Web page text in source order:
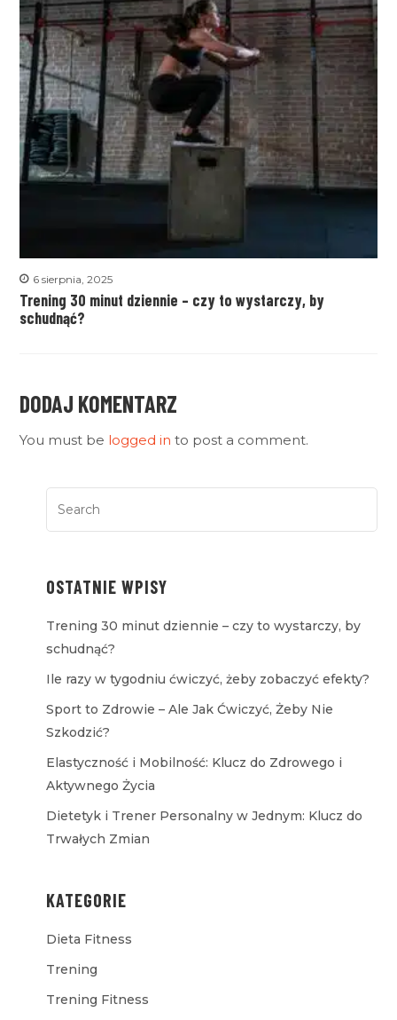
6 sierpnia, 2025
Trening 30 minut dziennie – czy to wystarczy, by
schudnąć?
DODAJ KOMENTARZ
You must be logged in to post a comment.
OSTATNIE WPISY
Trening 30 minut dziennie – czy to wystarczy, by
schudnąć?
Ile razy w tygodniu ćwiczyć, żeby zobaczyć efekty?
Sport to Zdrowie – Ale Jak Ćwiczyć, Żeby Nie
Szkodzić?
Elastyczność i Mobilność: Klucz do Zdrowego i
Aktywnego Życia
Dietetyk i Trener Personalny w Jednym: Klucz do
Trwałych Zmian
KATEGORIE
Dieta Fitness
Trening
Trening Fitness